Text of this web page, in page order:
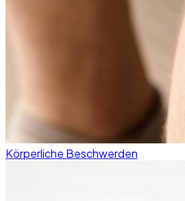
Körperliche Beschwerden